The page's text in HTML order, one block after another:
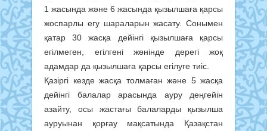
1 жасында және 6 жасында қызылшаға қарсы
жоспарлы егу шараларын жасату. Сонымен
қатар 30 жасқа дейінгі қызылшаға қарсы
егілмеген, егілгені жөнінде дерегі жоқ
адамдар да қызылшаға қарсы егілуге тиіс.
Қазіргі кезде жасқа толмаған және 5 жасқа
дейінгі балалар арасында ауру деңгейін
азайту, осы жастағы балаларды қызылша
ауруынан қорғау мақсатында Қазақстан